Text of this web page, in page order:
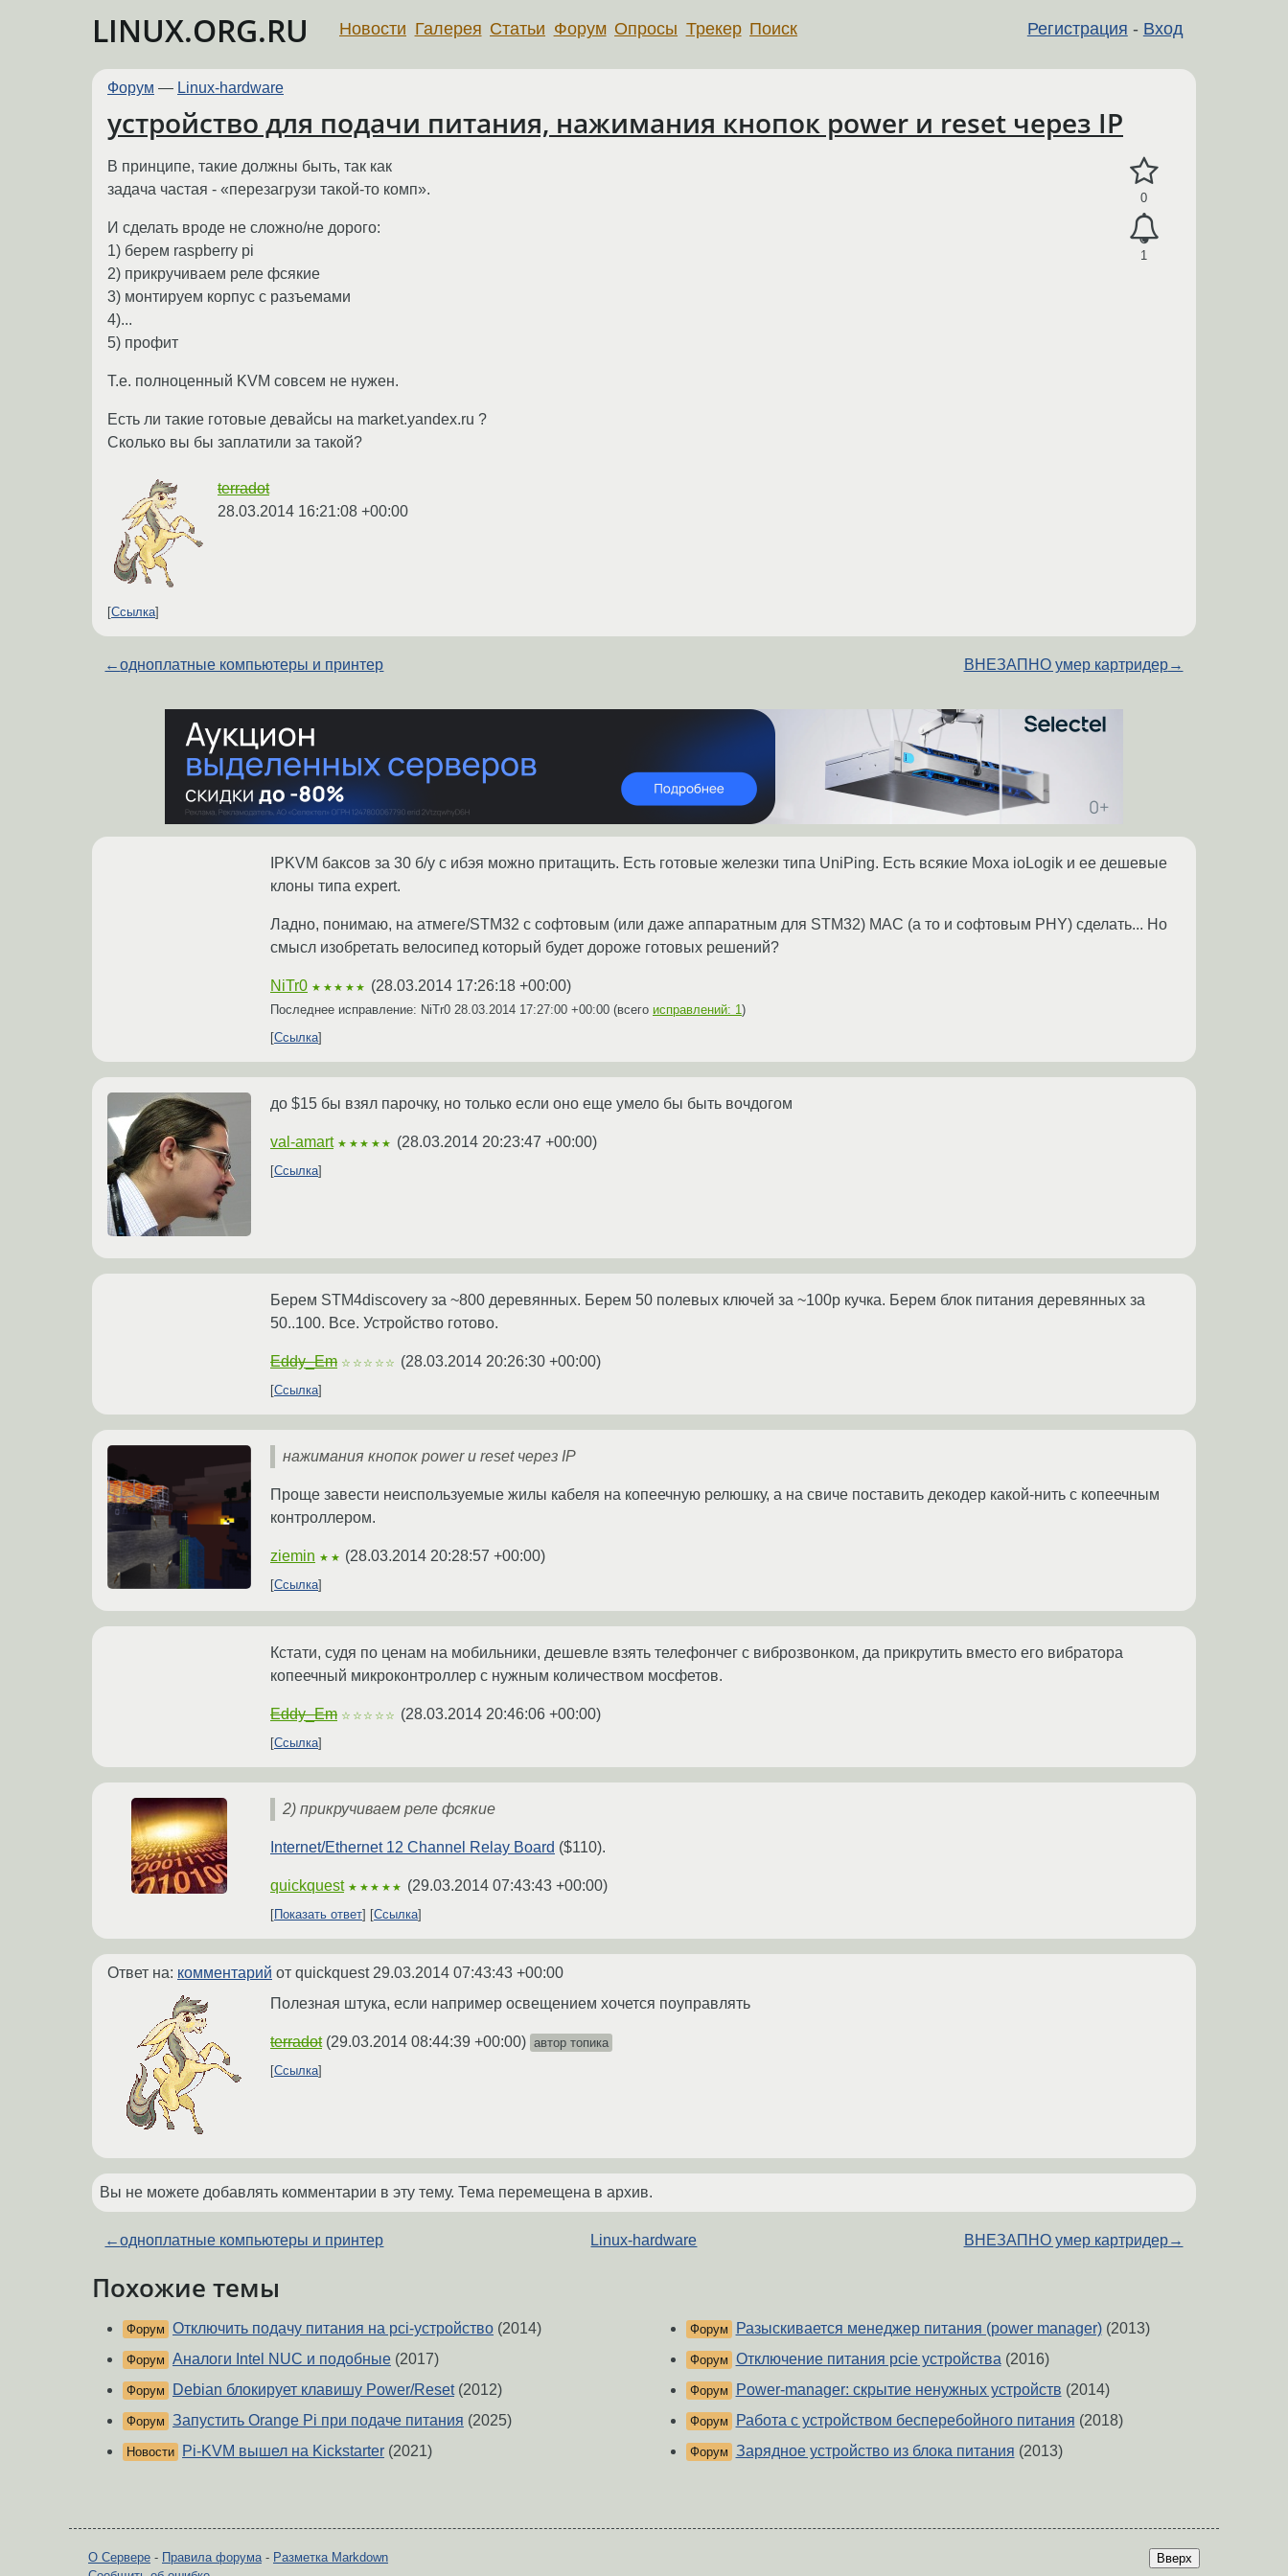
LINUX.ORG.RU Регистрация - Вход
Новости Галерея Статьи Форум Опросы Трекер Поиск
Форум — Linux-hardware
устройство для подачи питания, нажимания кнопок power и reset через IP
0
1
В принципе, такие должны быть, так как
задача частая - «перезагрузи такой-то комп».
И сделать вроде не сложно/не дорого:
1) берем raspberry pi
2) прикручиваем реле фсякие
3) монтируем корпус с разъемами
4)...
5) профит
Т.е. полноценный KVM совсем не нужен.
Есть ли такие готовые девайсы на market.yandex.ru ?
Сколько вы бы заплатили за такой?
terradot
28.03.2014 16:21:08 +00:00
Ссылка
←одноплатные компьютеры и принтер ВНЕЗАПНО умер картридер→
IPKVM баксов за 30 б/у с ибэя можно притащить. Есть готовые железки типа UniPing. Есть всякие Moxa ioLogik и ее дешевые
клоны типа expert.
Ладно, понимаю, на атмеге/STM32 с софтовым (или даже аппаратным для STM32) MAC (а то и софтовым PHY) сделать... Но
смысл изобретать велосипед который будет дороже готовых решений?
NiTr0 ★★★★★ (28.03.2014 17:26:18 +00:00)
Последнее исправление: NiTr0 28.03.2014 17:27:00 +00:00 (всего исправлений: 1)
Ссылка
до $15 бы взял парочку, но только если оно еще умело бы быть вочдогом
val-amart ★★★★★ (28.03.2014 20:23:47 +00:00)
Ссылка
Берем STM4discovery за ~800 деревянных. Берем 50 полевых ключей за ~100р кучка. Берем блок питания деревянных за
50..100. Все. Устройство готово.
Eddy_Em ☆☆☆☆☆ (28.03.2014 20:26:30 +00:00)
Ссылка
нажимания кнопок power и reset через IP
Проще завести неиспользуемые жилы кабеля на копеечную релюшку, а на свиче поставить декодер какой-нить с копеечным
контроллером.
ziemin ★★ (28.03.2014 20:28:57 +00:00)
Ссылка
Кстати, судя по ценам на мобильники, дешевле взять телефончег с виброзвонком, да прикрутить вместо его вибратора
копеечный микроконтроллер с нужным количеством мосфетов.
Eddy_Em ☆☆☆☆☆ (28.03.2014 20:46:06 +00:00)
Ссылка
2) прикручиваем реле фсякие
Internet/Ethernet 12 Channel Relay Board ($110).
quickquest ★★★★★ (29.03.2014 07:43:43 +00:00)
Показать ответ Ссылка
Ответ на: комментарий от quickquest 29.03.2014 07:43:43 +00:00
Полезная штука, если например освещением хочется поуправлять
terradot (29.03.2014 08:44:39 +00:00) автор топика
Ссылка
Вы не можете добавлять комментарии в эту тему. Тема перемещена в архив.
←одноплатные компьютеры и принтер Linux-hardware ВНЕЗАПНО умер картридер→
Похожие темы
Форум Отключить подачу питания на pci-устройство (2014)
Форум Аналоги Intel NUC и подобные (2017)
Форум Debian блокирует клавишу Power/Reset(2012)
Форум Запустить Orange Pi при подаче питания (2025)
Новости Pi-KVM вышел на Kickstarter (2021)
Форум Разыскивается менеджер питания (power manager)(2013)
Форум Отключение питания pcie устройства (2016)
Форум Power-manager: скрытие ненужных устройств (2014)
Форум Работа с устройством бесперебойного питания (2018)
Форум Зарядное устройство из блока питания (2013)
Вверх
О Сервере - Правила форума - Разметка Markdown